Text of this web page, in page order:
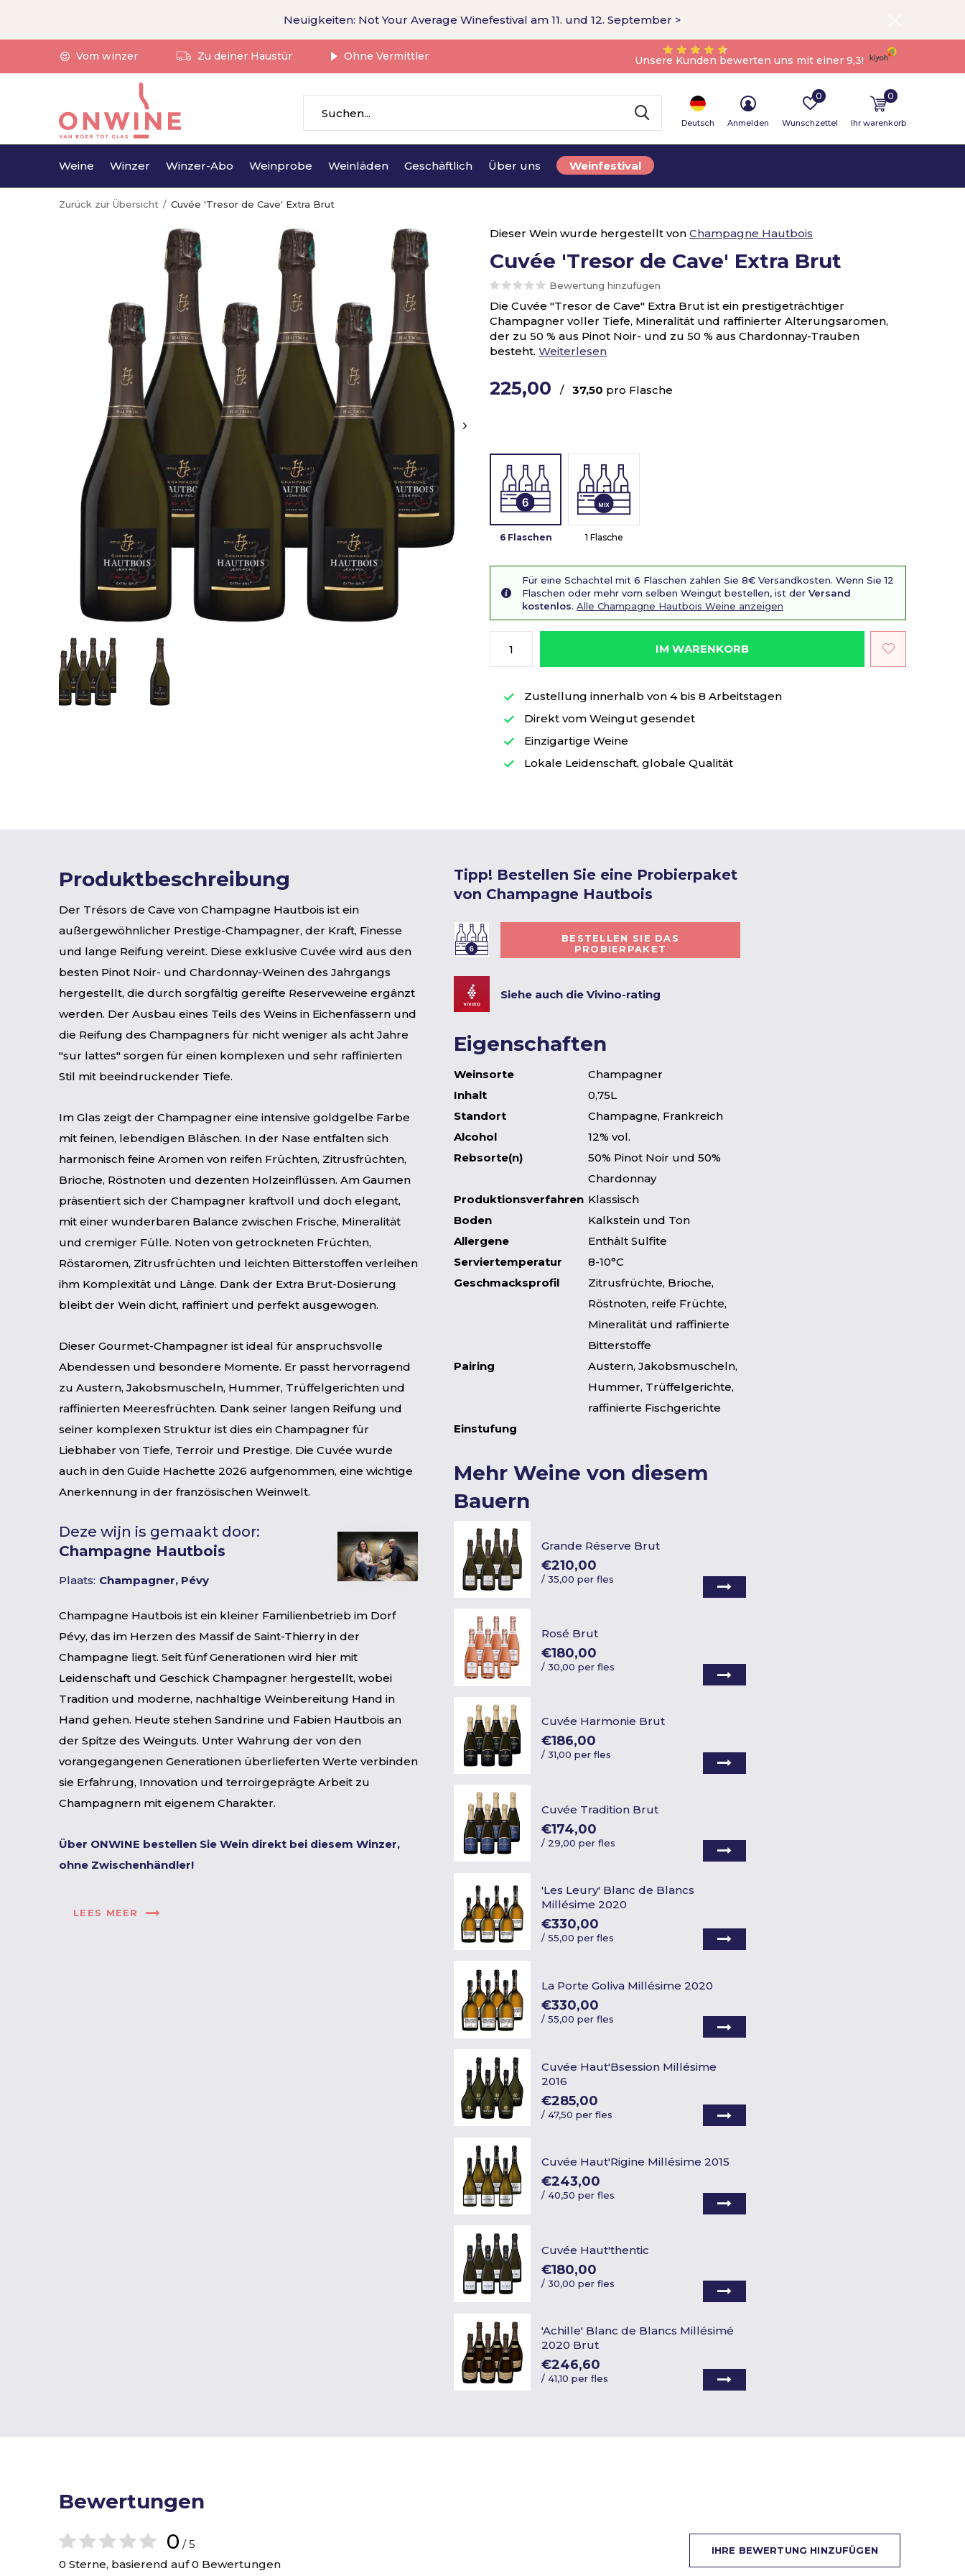
Weine Winzer Winzer-Abo Weinprobe Weinläden Geschäftlich Über uns Weinfestival
Deutsch Anmelden Wunschzettel
0
Ihr warenkorb
0
Vom winzer Zu deiner Haustür Ohne Vermittler Unsere Kunden bewerten uns mit einer 9,3!
Neuigkeiten: Not Your Average Winefestival am 11. und 12. September >
Zurück zur Übersicht Cuvée 'Tresor de Cave' Extra Brut
Dieser Wein wurde hergestellt von Champagne Hautbois
Cuvée 'Tresor de Cave' Extra Brut
Bewertung hinzufügen
Die Cuvée "Tresor de Cave" Extra Brut ist ein prestigeträchtiger
Champagner voller Tiefe, Mineralität und raffinierter Alterungsaromen,
der zu 50 % aus Pinot Noir- und zu 50 % aus Chardonnay-Trauben
besteht. Weiterlesen
225,00 / 37,50 pro Flasche
6 Flaschen 1 Flasche
Für eine Schachtel mit 6 Flaschen zahlen Sie 8€ Versandkosten. Wenn Sie 12
Flaschen oder mehr vom selben Weingut bestellen, ist der Versand
kostenlos. Alle Champagne Hautbois Weine anzeigen
IM WARENKORB
Zustellung innerhalb von 4 bis 8 Arbeitstagen
Direkt vom Weingut gesendet
Einzigartige Weine
Lokale Leidenschaft, globale Qualität
Produktbeschreibung
Der Trésors de Cave von Champagne Hautbois ist ein
außergewöhnlicher Prestige-Champagner, der Kraft, Finesse
und lange Reifung vereint. Diese exklusive Cuvée wird aus den
besten Pinot Noir- und Chardonnay-Weinen des Jahrgangs
hergestellt, die durch sorgfältig gereifte Reserveweine ergänzt
werden. Der Ausbau eines Teils des Weins in Eichenfässern und
die Reifung des Champagners für nicht weniger als acht Jahre
"sur lattes" sorgen für einen komplexen und sehr raffinierten
Stil mit beeindruckender Tiefe.
Im Glas zeigt der Champagner eine intensive goldgelbe Farbe
mit feinen, lebendigen Bläschen. In der Nase entfalten sich
harmonisch feine Aromen von reifen Früchten, Zitrusfrüchten,
Brioche, Röstnoten und dezenten Holzeinflüssen. Am Gaumen
präsentiert sich der Champagner kraftvoll und doch elegant,
mit einer wunderbaren Balance zwischen Frische, Mineralität
und cremiger Fülle. Noten von getrockneten Früchten,
Röstaromen, Zitrusfrüchten und leichten Bitterstoffen verleihen
ihm Komplexität und Länge. Dank der Extra Brut-Dosierung
bleibt der Wein dicht, raffiniert und perfekt ausgewogen.
Dieser Gourmet-Champagner ist ideal für anspruchsvolle
Abendessen und besondere Momente. Er passt hervorragend
zu Austern, Jakobsmuscheln, Hummer, Trüffelgerichten und
raffinierten Meeresfrüchten. Dank seiner langen Reifung und
seiner komplexen Struktur ist dies ein Champagner für
Liebhaber von Tiefe, Terroir und Prestige. Die Cuvée wurde
auch in den Guide Hachette 2026 aufgenommen, eine wichtige
Anerkennung in der französischen Weinwelt.
Deze wijn is gemaakt door:
Champagne Hautbois
Plaats: Champagner, Pévy
Champagne Hautbois ist ein kleiner Familienbetrieb im Dorf
Pévy, das im Herzen des Massif de Saint-Thierry in der
Champagne liegt. Seit fünf Generationen wird hier mit
Leidenschaft und Geschick Champagner hergestellt, wobei
Tradition und moderne, nachhaltige Weinbereitung Hand in
Hand gehen. Heute stehen Sandrine und Fabien Hautbois an
der Spitze des Weinguts. Unter Wahrung der von den
vorangegangenen Generationen überlieferten Werte verbinden
sie Erfahrung, Innovation und terroirgeprägte Arbeit zu
Champagnern mit eigenem Charakter.
Über ONWINE bestellen Sie Wein direkt bei diesem Winzer,
ohne Zwischenhändler!
LEES MEER
Tipp! Bestellen Sie eine Probierpaket
von Champagne Hautbois
BESTELLEN SIE DAS
PROBIERPAKET
Siehe auch die Vivino-rating
Eigenschaften
Weinsorte
Champagner
Inhalt
0,75L
Standort
Champagne, Frankreich
Alcohol
12% vol.
Rebsorte(n)
50% Pinot Noir und 50%
Chardonnay
Produktionsverfahren Klassisch
Boden
Kalkstein und Ton
Allergene
Enthält Sulfite
Serviertemperatur
8-10°C
Geschmacksprofil
Zitrusfrüchte, Brioche,
Röstnoten, reife Früchte,
Mineralität und raffinierte
Bitterstoffe
Pairing
Austern, Jakobsmuscheln,
Hummer, Trüffelgerichte,
raffinierte Fischgerichte
Einstufung
Mehr Weine von diesem
Bauern
Grande Réserve Brut
€210,00
/35,00 per fles
Rosé Brut
€180,00
/30,00 per fles
Cuvée Harmonie Brut
€186,00
/31,00 per fles
Cuvée Tradition Brut
€174,00
/ 29,00 per fles
'Les Leury' Blanc de Blancs
Millésime 2020
€330,00
/55,00 per fles
La Porte Goliva Millésime 2020
€330,00
/55,00 per fles
Cuvée Haut'Bsession Millésime
2016
€285,00
/47,50 per fles
Cuvée Haut'Rigine Millésime 2015
€243,00
/40,50 per fles
Cuvée Haut'thentic
€180,00
/30,00 per fles
'Achille' Blanc de Blancs Millésimé
2020 Brut
€246,60
/41,10 per fles
Bewertungen
0 / 5
0 Sterne, basierend auf 0 Bewertungen
IHRE BEWERTUNG HINZUFÜGEN